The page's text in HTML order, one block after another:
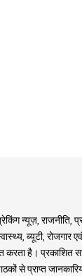
न्यूज़, राजनीति,
ब्यूटी, रोजगार
करता है। प्रकाशित
से प्राप्त